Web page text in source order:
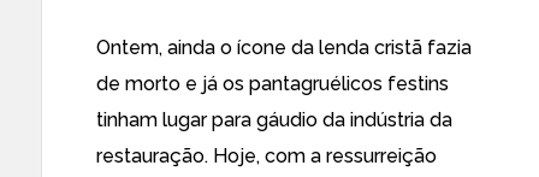
Ontem, ainda o ícone da lenda cristã fazia
de morto e já os pantagruélicos festins
tinham lugar para gáudio da indústria da
restauração. Hoje, com a ressurreição